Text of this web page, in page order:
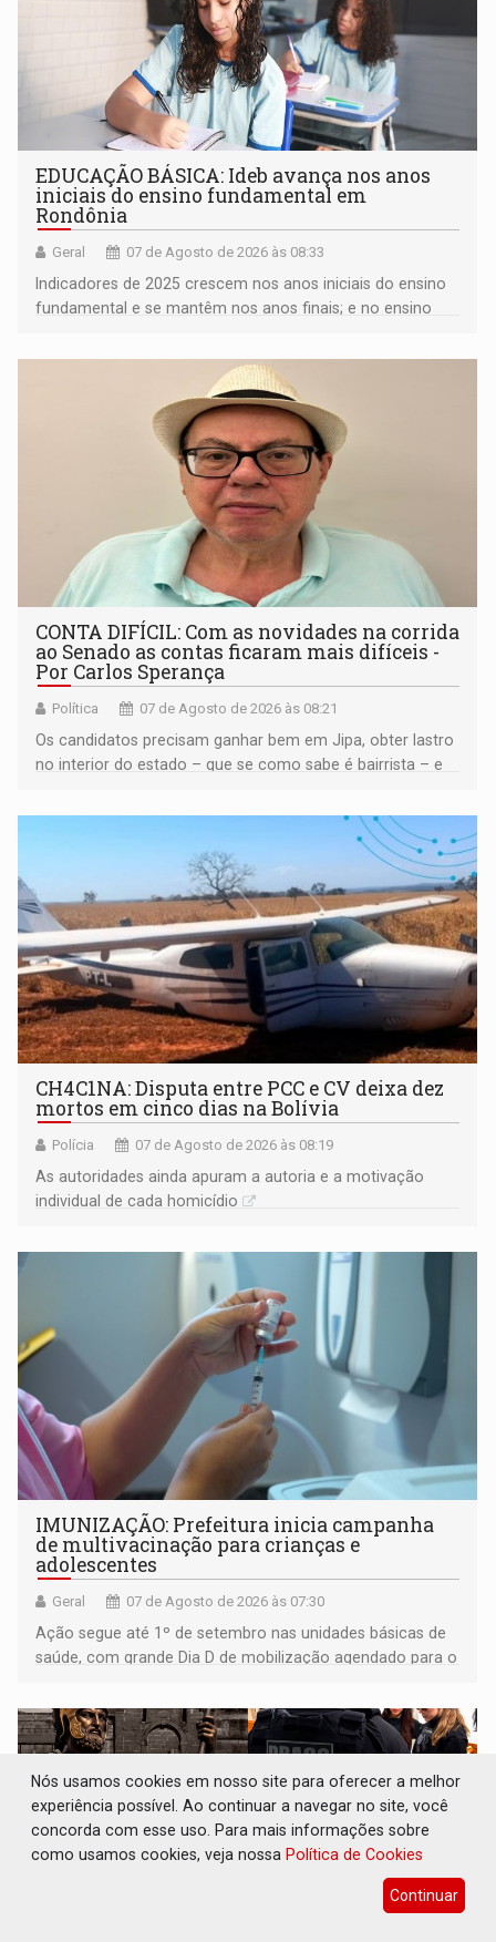
EDUCAÇÃO BÁSICA: Ideb avança nos anos
iniciais do ensino fundamental em
Rondônia
Geral 07 de Agosto de 2026 às 08:33
Indicadores de 2025 crescem nos anos iniciais do ensino
fundamental e se mantêm nos anos finais; e no ensino
CONTA DIFÍCIL: Com as novidades na corrida
ao Senado as contas ficaram mais difíceis -
Por Carlos Sperança
Política 07 de Agosto de 2026 às 08:21
Os candidatos precisam ganhar bem em Jipa, obter lastro
no interior do estado – que se como sabe é bairrista – e
garantir
CH4C1NA: Disputa entre PCC e CV deixa dez
mortos em cinco dias na Bolívia
Polícia 07 de Agosto de 2026 às 08:19
As autoridades ainda apuram a autoria e a motivação
individual de cada homicídio
IMUNIZAÇÃO: Prefeitura inicia campanha
de multivacinação para crianças e
adolescentes
Geral 07 de Agosto de 2026 às 07:30
Ação segue até 1º de setembro nas unidades básicas de
saúde, com grande Dia D de mobilização agendado para o
Nós usamos cookies em nosso site para oferecer a melhor
experiência possível. Ao continuar a navegar no site, você
concorda com esse uso. Para mais informações sobre
como usamos cookies, veja nossa Política de Cookies
Continuar